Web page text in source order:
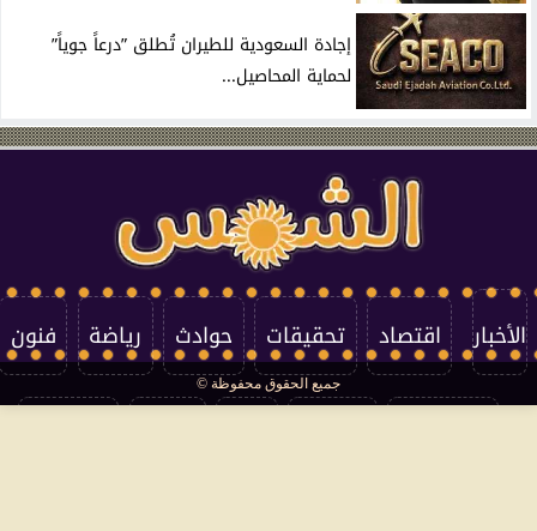
إجادة السعودية للطيران تُطلق ”درعاً جوياً”
لحماية المحاصيل...
الأخبار اقتصاد تحقيقات حوادث رياضة فنون
جميع الحقوق محفوظة ©